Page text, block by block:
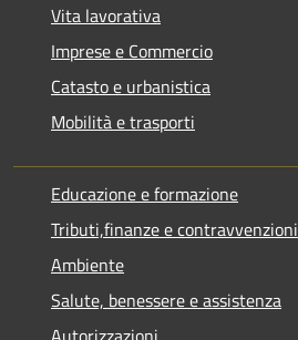
Vita lavorativa
Imprese e Commercio
Catasto e urbanistica
Mobilità e trasporti
Educazione e formazione
Tributi,finanze e contravvenzioni
Ambiente
Salute, benessere e assistenza